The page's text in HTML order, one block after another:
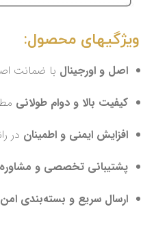
ویژگیهای محصول:
اصل و اورجینال با ضمانت
کیفیت بالا و دوام طولانی
افزایش ایمنی و اطمینان در
پشتیبانی تخصصی و
ارسال سریع و بسته‌بندی امن